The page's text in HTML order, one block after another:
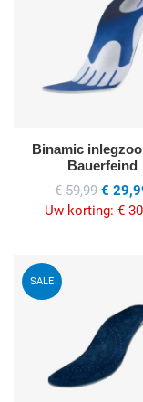
Binamic
Bauerfeind
€ 59,99 €
Uw korting: €
SALE